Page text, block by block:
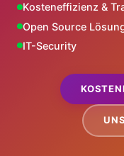
Kosteneffizienz &
Open Source
IT-Security